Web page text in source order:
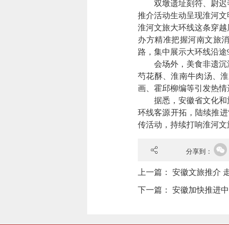
双墩遗址刻符、尉迟
推介活动生动呈现淮河
淮河文旅大环线这条穿
办方精准把握河南文旅
路，集中展示大环线沿途
会场外，美食非遗沉浸
芍花酥、淮南牛肉汤、
画、霍邱柳编等引发热
据悉，安徽省文化和旅
环线客源开拓，陆续推
传活动，持续打响淮河文
分享到：
上一篇： 安徽文旅推介
下一篇： 安徽加快推进